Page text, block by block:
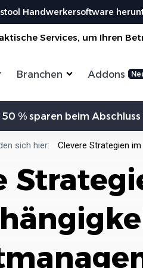
Handwerkersoftware
Services, um Ihren
Aufträge verwalten
Bestellungen
Überischtlichen Projekten
Alle Funktionen
Überischtlichen Projekten
Trockenbauer
Branchen Addons
Magazin
Bei uns findest du spannendes
vieles mehr ...
Lexikon
Bei uns im Lexikon findest du zu
Fachbegriffen die passende ...
Roadmap & Ideen
Eine klare Roadmap ist der
% sparen beim
sich hier: Clevere Strategien